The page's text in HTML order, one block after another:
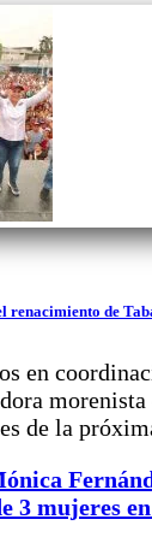
renacimiento de
en
morenista
de la
3 mujeres